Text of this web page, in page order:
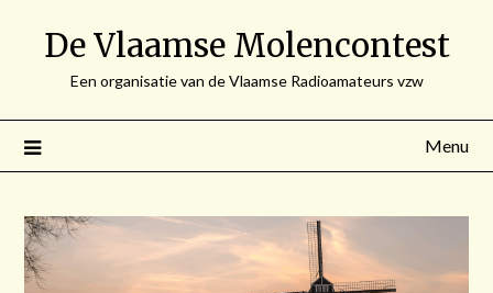
De Vlaamse Molencontest
Een organisatie van de Vlaamse Radioamateurs vzw
Menu